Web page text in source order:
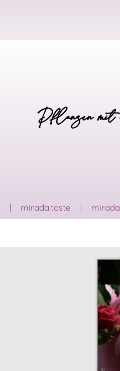
Pflanzen mit
mirada.taste